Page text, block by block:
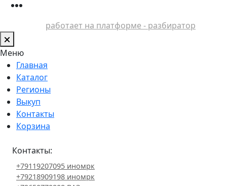
работает на платформе - разбиратор
Меню
Главная
Каталог
Регионы
Выкуп
Контакты
Корзина
Контакты:
+79119207095 иномрк
+79218909198 иномрк